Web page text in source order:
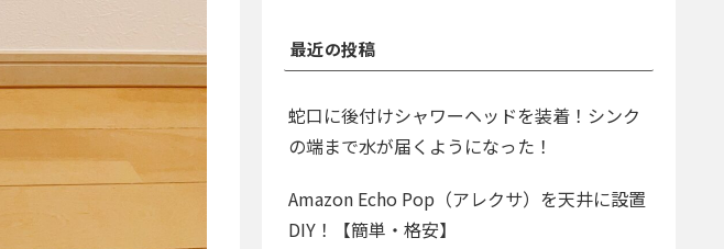
最近の投稿
蛇口に後付けシャワーヘッドを装着！シンク
の端まで水が届くようになった！
Amazon Echo Pop（アレクサ）を天井に設置
DIY！【簡単・格安】